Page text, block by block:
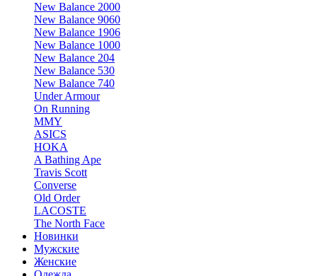
New Balance 2000
New Balance 9060
New Balance 1906
New Balance 1000
New Balance 204
New Balance 530
New Balance 740
Under Armour
On Running
MMY
ASICS
HOKA
A Bathing Ape
Travis Scott
Converse
Old Order
LACOSTE
The North Face
Новинки
Мужские
Женские